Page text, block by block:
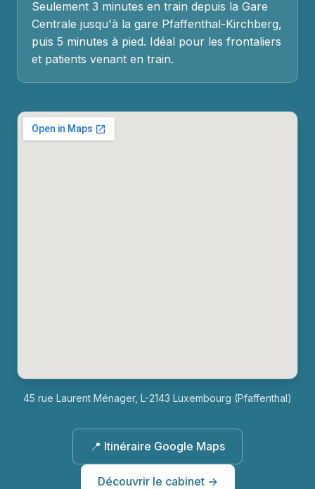
Seulement 3 minutes en train depuis la Gare
Centrale jusqu'à la gare Pfaffenthal-Kirchberg,
puis 5 minutes à pied. Idéal pour les frontaliers
et patients venant en train.
45 rue Laurent Ménager, L-2143 Luxembourg (Pfaffenthal)
📍 Itinéraire Google Maps
Découvrir le cabinet →